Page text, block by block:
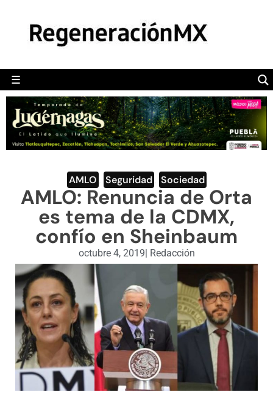
☰
POLÍTICA
CAMALEÓN
OPINIÓN
DEPORTES
ENGLISH SECTION
VIDEOS
AMLO Seguridad Sociedad
AMLO: Renuncia de Orta
es tema de la CDMX,
confío en Sheinbaum
octubre 4, 2019| Redacción